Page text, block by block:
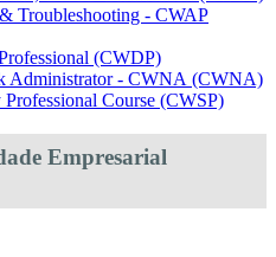
Troubleshooting - CWAP
(CWDP)
Administrator - CWNA (CWNA)
Course (CWSP)
Empresarial